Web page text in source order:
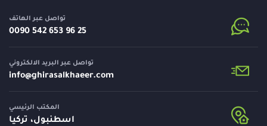
تواصل عبر الهاتف
⁦0090 542 653 96 25⁩
تواصل عبر البريد الالكتروني
info@ghirasalkhaeer.com
المكتب الرئيسي
اسطنبول، تركيا